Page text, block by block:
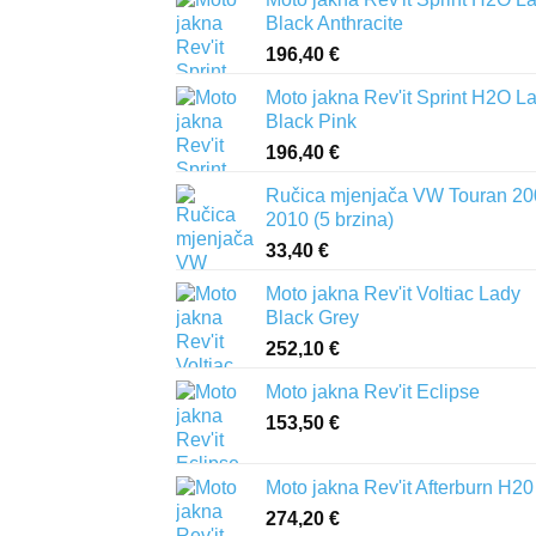
Black Anthracite
196,40 €
Moto jakna Rev'it Sprint H2O
Black Pink
196,40 €
Ručica mjenjača VW Touran
2010 (5 brzina)
33,40 €
Moto jakna Rev'it Voltiac Lady
Black Grey
252,10 €
Moto jakna Rev'it Eclipse
153,50 €
Moto jakna Rev'it Afterburn H20
274,20 €